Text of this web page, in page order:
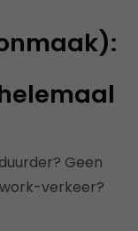
Geen
verkeer?